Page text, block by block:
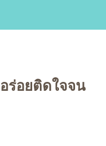
ร่อยติดใจจน